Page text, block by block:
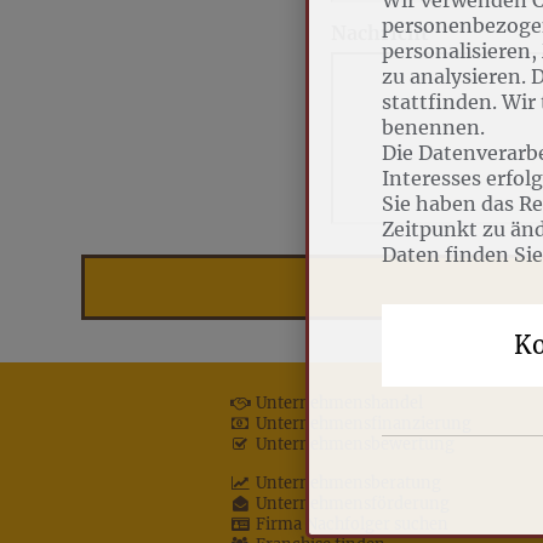
Nachricht
Unternehmenshandel
Unternehmensfinanzierung
Unternehmensbewertung
Unternehmensberatung
Unternehmensförderung
Firma Nachfolger suchen
zu analysieren.
stattfinden. Wir
benennen.
Die
Interesses
Sie haben das
Zeitpunkt zu
Daten finden